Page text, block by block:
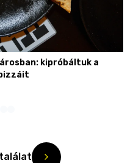
kipróbáltuk a